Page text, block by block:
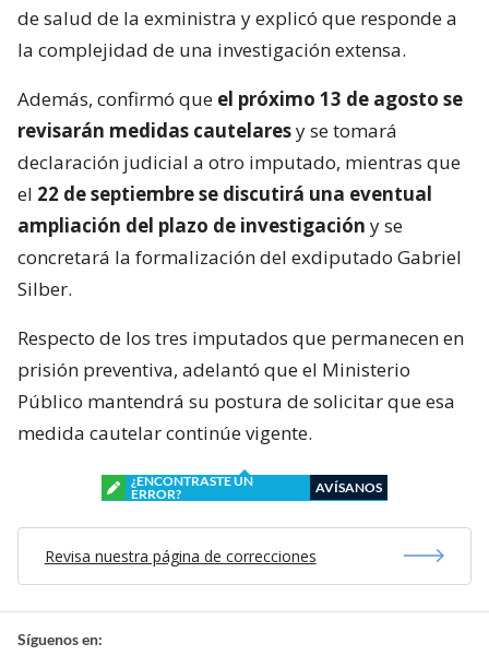
de salud de la exministra y explicó que responde a
la complejidad de una investigación extensa.
Además, confirmó que el próximo 13 de agosto se
revisarán medidas cautelaresy se tomará
declaración judicial a otro imputado, mientras que
el 22 de septiembre se discutirá una eventual
ampliación del plazo de investigación y se
concretará la formalización del exdiputado Gabriel
Silber.
Respecto de los tres imputados que permanecen en
prisión preventiva, adelantó que el Ministerio
Público mantendrá su postura de solicitar que esa
medida cautelar continúe vigente.
¿ENCONTRASTE UN
ERROR?
AVÍSANOS
Revisa nuestra página de correcciones
Síguenos en: